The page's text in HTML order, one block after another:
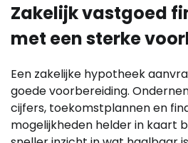
Zakelijk vastgoed
met een sterke
Een zakelijke hypotheek
goede voorbereiding.
cijfers, toekomstplannen en
mogelijkheden helder in kaart